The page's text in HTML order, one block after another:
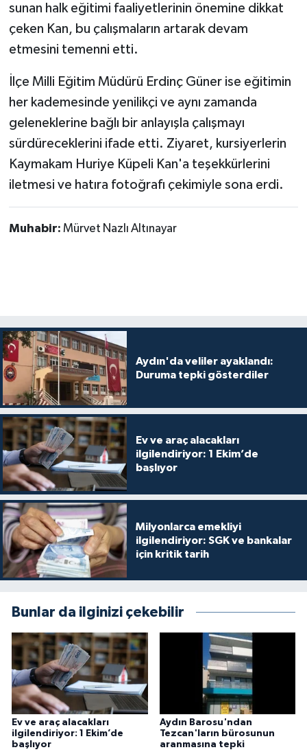
sunan halk eğitimi faaliyetlerinin önemine dikkat
çeken Kan, bu çalışmaların artarak devam
etmesini temenni etti.
İlçe Milli Eğitim Müdürü Erdinç Güner ise eğitimin
her kademesinde yenilikçi ve aynı zamanda
geleneklerine bağlı bir anlayışla çalışmayı
sürdüreceklerini ifade etti. Ziyaret, kursiyerlerin
Kaymakam Huriye Küpeli Kan'a teşekkürlerini
iletmesi ve hatıra fotoğrafı çekimiyle sona erdi.
Muhabir: Mürvet Nazlı Altınayar
Aydın'da veliler ayaklandı:
Duruma tepki gösterdiler
Ev ve araç alacakları
ilgilendiriyor: 1 Ekim’de
başlıyor
Milyonlarca emekliyi
ilgilendiriyor: SGK ve bankalar
için kritik tarih
Bunlar da ilginizi çekebilir
Ev ve araç alacakları
ilgilendiriyor: 1 Ekim’de
başlıyor
Aydın Barosu'ndan
Tezcan'ların bürosunun
aranmasına tepki